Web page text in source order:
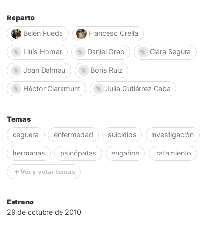
Reparto
Belén Rueda
Francesc Orella
Lluís Homar Daniel Grao Clara Segura
Joan Dalmau Boris Ruiz
Hèctor Claramunt Julia Gutiérrez Caba
Temas
ceguera
enfermedad suicidios investigación
hermanas psicópatas engaños tratamiento
Ver y votar temas
Estreno
29 de octubre de 2010